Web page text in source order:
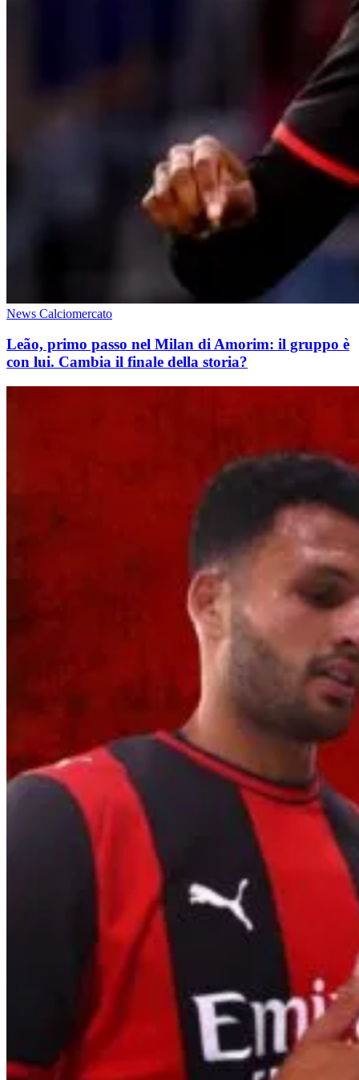
News Calciomercato
Leão, primo passo nel Milan di Amorim: il gruppo è
con lui. Cambia il finale della storia?